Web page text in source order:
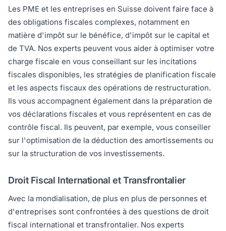
Les PME et les entreprises en Suisse doivent faire face à
des obligations fiscales complexes, notamment en
matière d'impôt sur le bénéfice, d'impôt sur le capital et
de TVA. Nos experts peuvent vous aider à optimiser votre
charge fiscale en vous conseillant sur les incitations
fiscales disponibles, les stratégies de planification fiscale
et les aspects fiscaux des opérations de restructuration.
Ils vous accompagnent également dans la préparation de
vos déclarations fiscales et vous représentent en cas de
contrôle fiscal. Ils peuvent, par exemple, vous conseiller
sur l'optimisation de la déduction des amortissements ou
sur la structuration de vos investissements.
Droit Fiscal International et Transfrontalier
Avec la mondialisation, de plus en plus de personnes et
d'entreprises sont confrontées à des questions de droit
fiscal international et transfrontalier. Nos experts